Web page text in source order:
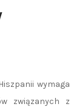
wymaga
związanych z